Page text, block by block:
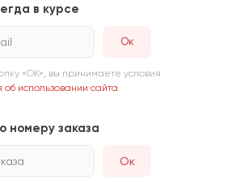
в курсе
«ОК», вы принимаете условия
использовании сайта
номеру заказа
Ок